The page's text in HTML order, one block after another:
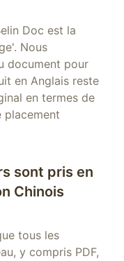
Doc est la
Nous
document pour
en Anglais reste
en termes de
placement
sont pris en
Chinois
tous les
y compris PDF,